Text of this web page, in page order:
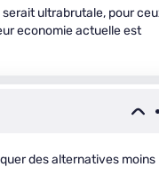
ultrabrutale, pour
economie actuelle est
des alternatives moins